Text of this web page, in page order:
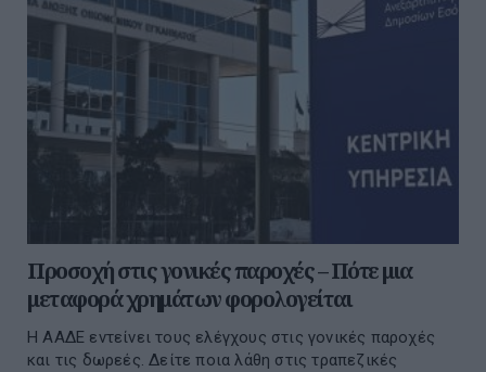
Προσοχή στις γονικές παροχές – Πότε μια
μεταφορά χρημάτων φορολογείται
Η ΑΑΔΕ εντείνει τους ελέγχους στις γονικές παροχές
και τις δωρεές. Δείτε ποια λάθη στις τραπεζικές